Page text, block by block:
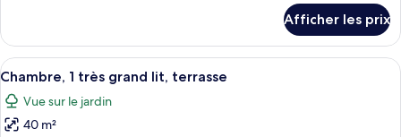
grands
lits,
balcon,
vue
sur
Chambre
Premier,
2
lits,
balcon,
Afficher les prix
Afficher
toutes
les
photos
Une chambre d’hôtel moderne
5
Chambre, 1 très grand lit, terrasse
Vue sur le jardin
40 m²